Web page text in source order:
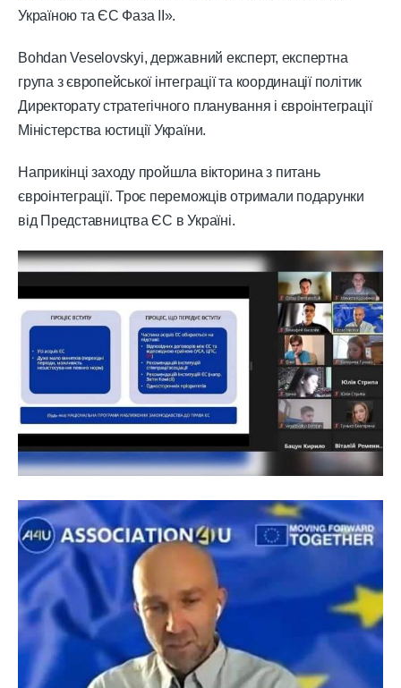
Україною та ЄС Фаза ІІ».
Bohdan Veselovskyi, державний експерт, експертна
група з європейської інтеграції та координації політик
Директорату стратегічного планування і євроінтеграції
Міністерства юстиції України.
Наприкінці заходу пройшла вікторина з питань
євроінтеграції. Троє переможців отримали подарунки
від Представництва ЄС в Україні.